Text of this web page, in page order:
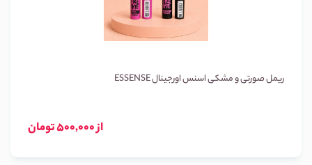
ریمل صورتی و مشکی اسنس اورجینال ESSENSE
از 500,000 تومان